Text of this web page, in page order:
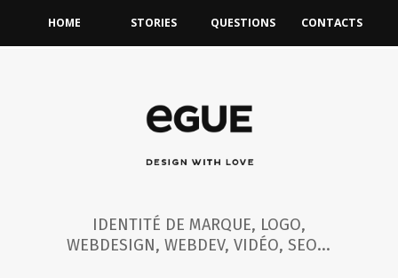
HOME STORIES QUESTIONS CONTACTS
IDENTITÉ DE MARQUE, LOGO,
WEBDESIGN, WEBDEV, VIDÉO, SEO...